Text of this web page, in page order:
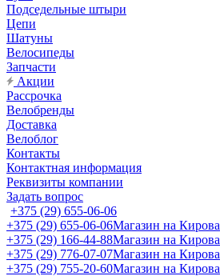
Подседельные штыри
Цепи
Шатуны
Велосипеды
Запчасти
Акции
Рассрочка
Велобренды
Доставка
Велоблог
Контакты
Контактная информация
Реквизиты компании
Задать вопрос
+375 (29) 655-06-06
+375 (29) 655-06-06Магазин на Кирова
+375 (29) 166-44-88Магазин на Кирова
+375 (29) 776-07-07Магазин на Кирова
+375 (29) 755-20-60Магазин на Кирова